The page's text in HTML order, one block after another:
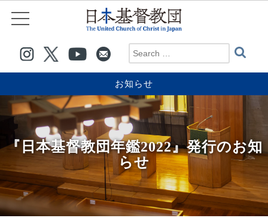
お知らせ
『日本基督教団年鑑2022』発行のお知
らせ